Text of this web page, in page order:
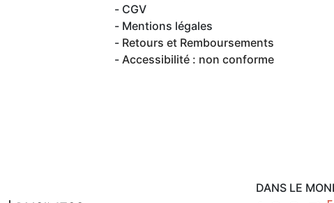
CGV
Mentions légales
Retours et Remboursements
Accessibilité : non conforme
DANS LE